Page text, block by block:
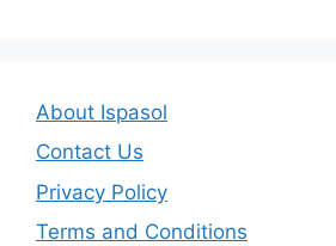
About Ispasol
Contact Us
Privacy Policy
Terms and Conditions